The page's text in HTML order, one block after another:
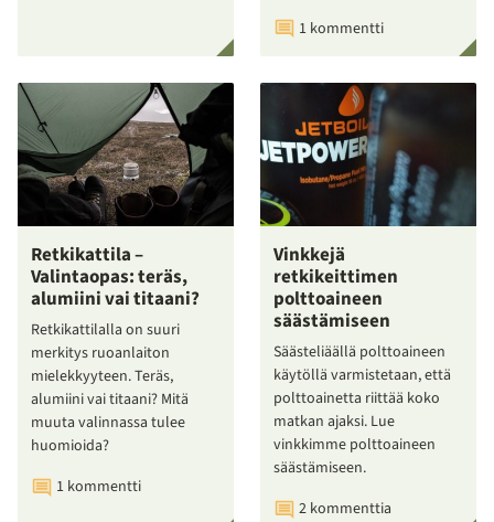
1 kommentti
Retkikattila –
Valintaopas: teräs,
alumiini vai titaani?
Retkikattilalla on suuri
merkitys ruoanlaiton
mielekkyyteen. Teräs,
alumiini vai titaani? Mitä
muuta valinnassa tulee
huomioida?
1 kommentti
Vinkkejä
retkikeittimen
polttoaineen
säästämiseen
Säästeliäällä polttoaineen
käytöllä varmistetaan, että
polttoainetta riittää koko
matkan ajaksi. Lue
vinkkimme polttoaineen
säästämiseen.
2 kommenttia